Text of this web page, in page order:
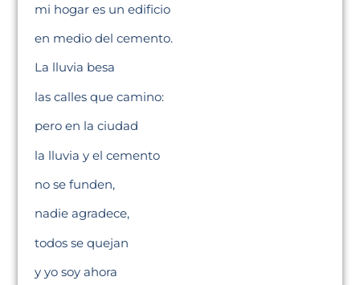
mi hogar es un edificio
en medio del cemento.
La lluvia besa
las calles que camino:
pero en la ciudad
la lluvia y el cemento
no se funden,
nadie agradece,
todos se quejan
y yo soy ahora